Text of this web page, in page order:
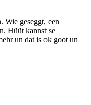
Wie geseggt, een
Hüüt kannst se
un dat is ok goot un